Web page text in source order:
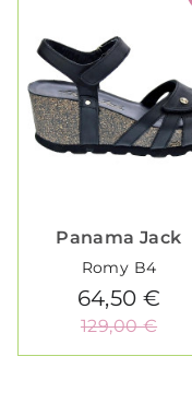
Panama Jack
Romy B4
64,50 €
129,00 €